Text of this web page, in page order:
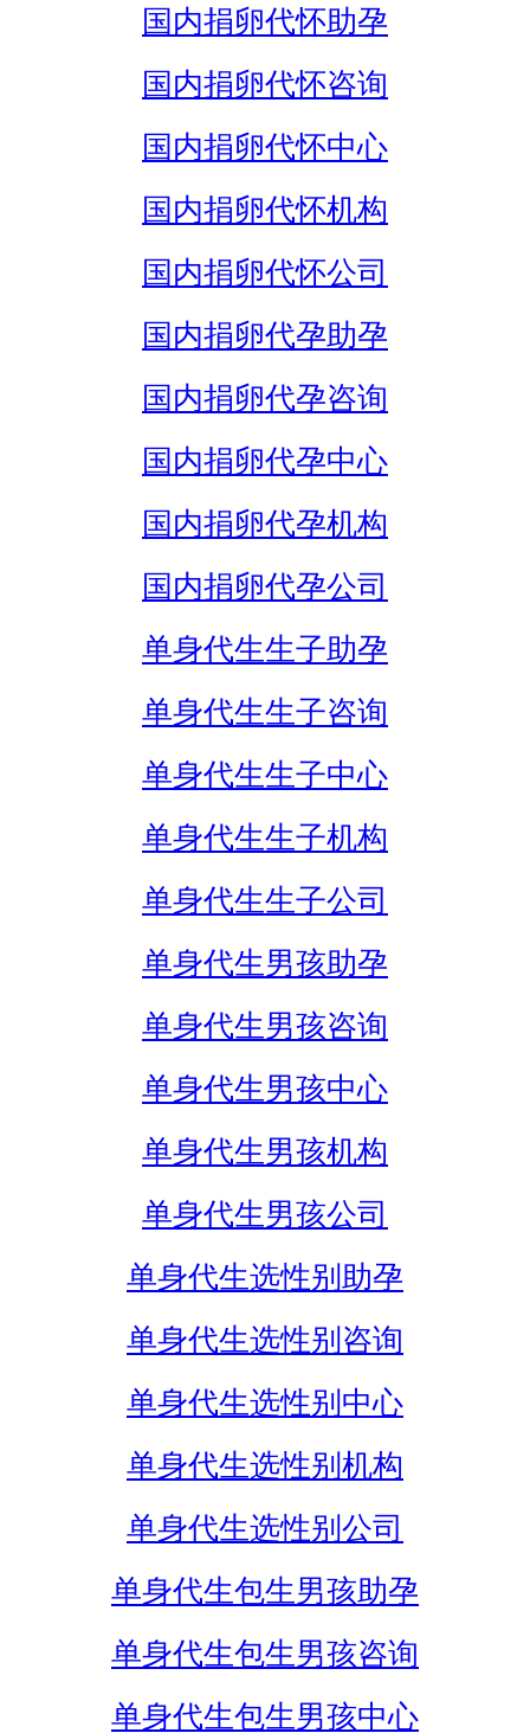
国内捐卵代怀助孕
国内捐卵代怀咨询
国内捐卵代怀中心
国内捐卵代怀机构
国内捐卵代怀公司
国内捐卵代孕助孕
国内捐卵代孕咨询
国内捐卵代孕中心
国内捐卵代孕机构
国内捐卵代孕公司
单身代生生子助孕
单身代生生子咨询
单身代生生子中心
单身代生生子机构
单身代生生子公司
单身代生男孩助孕
单身代生男孩咨询
单身代生男孩中心
单身代生男孩机构
单身代生男孩公司
单身代生选性别助孕
单身代生选性别咨询
单身代生选性别中心
单身代生选性别机构
单身代生选性别公司
单身代生包生男孩助孕
单身代生包生男孩咨询
单身代生包生男孩中心